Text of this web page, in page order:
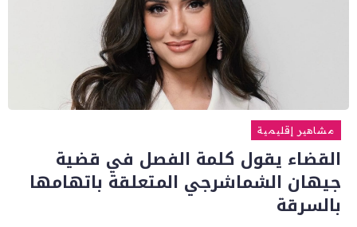
مشاهير إقليمية
القضاء يقول كلمة الفصل في قضية
جيهان الشماشرجي المتعلقة باتهامها
بالسرقة